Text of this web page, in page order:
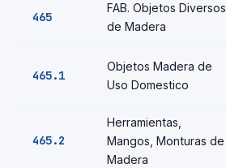
465
FAB. Objetos Diversos
de Madera
465.1
Objetos Madera de
Uso Domestico
465.2
Herramientas,
Mangos, Monturas de
Madera